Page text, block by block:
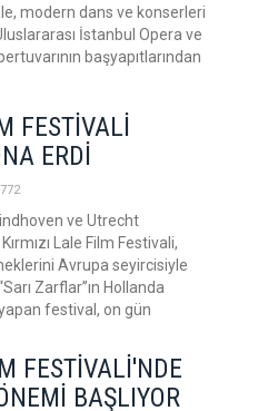
modern dans ve konserleri
İstanbul Opera ve
başyapıtlarından
FESTİVALİ
ERDİ
ve Utrecht
Lale Film Festivali,
Avrupa seyircisiyle
Zarflar”ın Hollanda
festival, on gün
FESTİVALİ'NDE
BAŞLIYOR